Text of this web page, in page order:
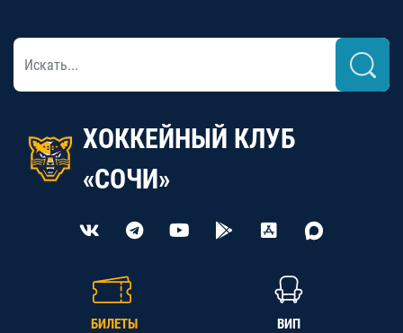
ХОККЕЙНЫЙ КЛУБ
«СОЧИ»
БИЛЕТЫ ВИП